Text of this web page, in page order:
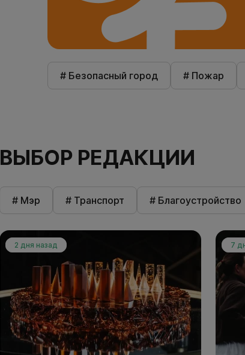
# Безопасный город # Пожар
ВЫБОР РЕДАКЦИИ
# Мэр # Транспорт # Благоустройство
2 дня назад 7